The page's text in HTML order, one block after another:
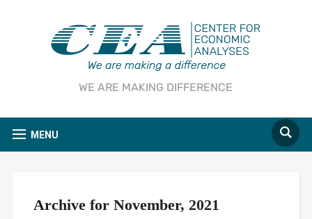
WE ARE MAKING DIFFERENCE
MENU
Archive for November, 2021